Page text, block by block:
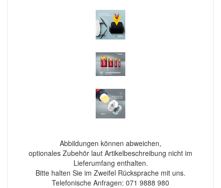
Abbildungen können abweichen,
optionales Zubehör laut Artikelbeschreibung nicht im
Lieferumfang enthalten.
Bitte halten Sie im Zweifel Rücksprache mit uns.
Telefonische Anfragen: 071 9888 980